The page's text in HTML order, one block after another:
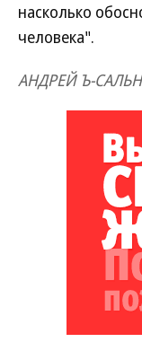
насколько
человека".
АНДРЕЙ Ъ-